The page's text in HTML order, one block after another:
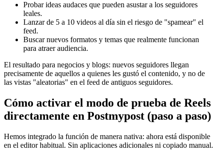
Probar ideas audaces que pueden asustar a los seguidores
leales.
Lanzar de 5 a 10 videos al día sin el riesgo de "spamear" el
feed.
Buscar nuevos formatos y temas que realmente funcionan
para atraer audiencia.
El resultado para negocios y blogs: nuevos seguidores llegan
precisamente de aquellos a quienes les gustó el contenido, y no de
las vistas "aleatorias" en el feed de antiguos seguidores.
Cómo activar el modo de prueba de Reels
directamente en Postmypost (paso a paso)
Hemos integrado la función de manera nativa: ahora está disponible
en el editor habitual. Sin aplicaciones adicionales ni copiado manual.